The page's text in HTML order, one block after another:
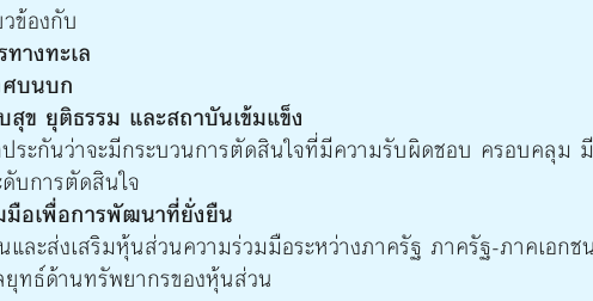
ข้องกับ
างทะเล
ศบนบก
สุข ยุติธรรม และสถาบันเข้มแข็ง
ระกันว่าจะมีกระบวนการตัดสินใจที่มีความรับผิดชอบ ครอบคลุม
บการตัดสินใจ
มือเพื่อการพัฒนาที่ยั่งยืน
ละส่งเสริมหุ้นส่วนความร่วมมือระหว่างภาครัฐ ภาครัฐ-ภาคเอก
ทธ์ด้านทรัพยากรของหุ้นส่วน